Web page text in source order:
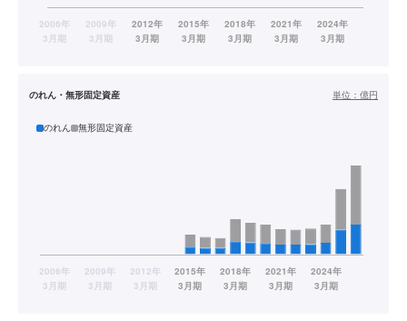
のれん・無形固定資産 単位： 億円
のれん 無形固定資産